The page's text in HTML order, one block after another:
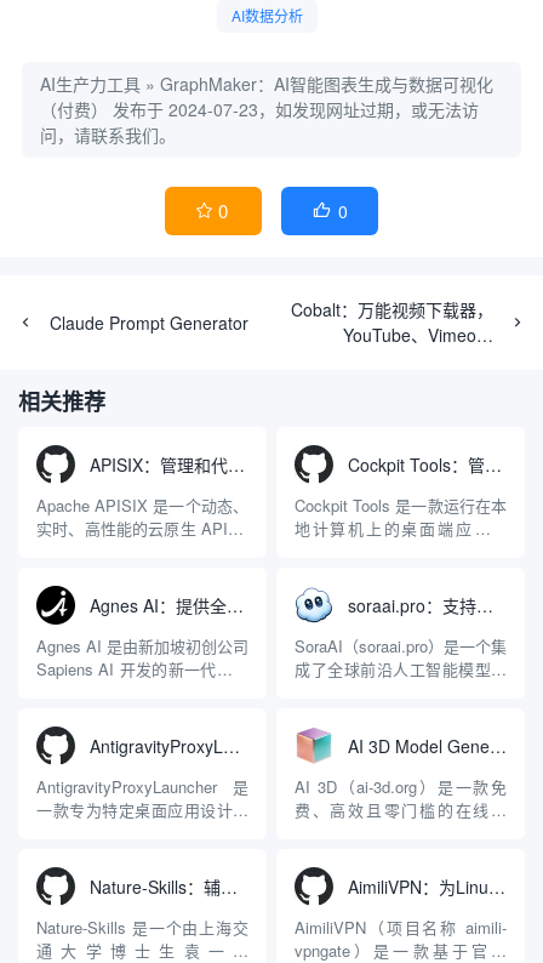
AI数据分析
AI生产力工具 » GraphMaker：AI智能图表生成与数据可视化
（付费）
发布于 2024-07-23，如发现网址过期，或无法访
问，请联系我们。
 0  0
Claude Prompt Generator
Cobalt：万能视频下载器，
YouTube、Vimeo、
相关推荐
APISIX：管理和代理API及大模型流量的高性能网关
Apache APISIX 是一个动态、
实时、高性能的云原生 API 网
LuaJIT 构建，并在 2019 年作
为顶级开源项目捐赠给
Apache 软件基金会。APISIX
彻底摒...
Cockpit Tools：管理多个AI编程IDE账号与配置多开独立实例的本地桌面应用
Cockpit Tools 是一款运行在本
地计算机上的桌面端应用程
程助手的账号与运行环境而设
计。它目前支持包括
Antigravity IDE、Codex、
GitHub Copilo...
Agnes AI：提供全模态模型免费API、支持图文视频生成与复杂工程执行的智能体平台
Agnes AI 是由新加坡初创公司
Sapiens AI 开发的新一代多模
限制，提供集文本、图像、视
频生成于一体的“全模态”大模
型能力。平台的核心产品矩阵
包括主打自动化工作流的
soraai.pro：支持多模型文字转视频和图像生成的在线创作工具
SoraAI（soraai.pro）是一个集
成了全球前沿人工智能模型的
者、营销人员及广大用户提供
一站式、开箱即用的视觉内容
生成解决方案。网站的核心优
势在于其强大的多模型聚合能
AntigravityProxyLauncher：免TUN全局代理使用Antigravity IDE
AntigravityProxyLauncher 是
一款专为特定桌面应用设计的
Windows 平台。当用户使用桌
面版 Gemini 客户端或
Antigravity IDE ...
AI 3D Model Generator：通过文本和图像快速生成3D模型的在线工具
AI 3D（ai-3d.org）是一款免
费、高效且零门槛的在线AI
动Seed 3D两大行业领先的AI
模型架构，致力于帮助用户无
需掌握复杂的3D拓扑知识或昂
贵的专业软件，即可在...
Nature-Skills：辅助撰写学术论文和绘制科研图表的智能体插件
Nature-Skills 是一个由上海交
通大学博士生袁一哲
AimiliVPN：为Linux提供纯净出站家庭IP的VPN代理网关
AimiliVPN（项目名称 aimili-
vpngate）是一款基于官方